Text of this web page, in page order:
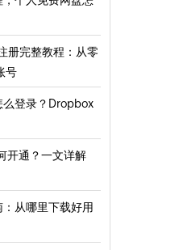
册完整教程：从零
号
登录？Dropbox
开通？一文详解
从哪里下载好用